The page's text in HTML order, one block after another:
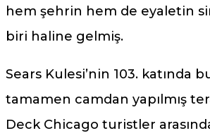
hem şehrin hem de eyaletin
biri haline gelmiş.
Sears Kulesi’nin 103. katında
tamamen camdan yapılmış
Deck Chicago turistler